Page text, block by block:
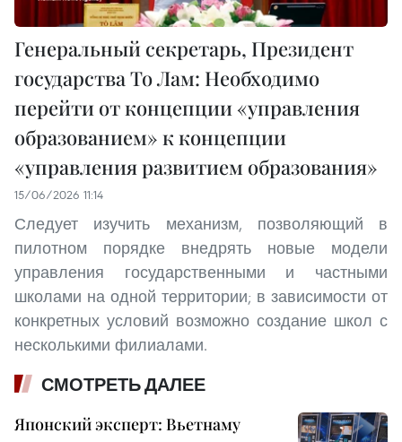
Генеральный секретарь, Президент
государства То Лам: Необходимо
перейти от концепции «управления
образованием» к концепции
«управления развитием образования»
15/06/2026 11:14
Следует изучить механизм, позволяющий в
пилотном порядке внедрять новые модели
управления государственными и частными
школами на одной территории; в зависимости от
конкретных условий возможно создание школ с
несколькими филиалами.
СМОТРЕТЬ ДАЛЕЕ
Японский эксперт: Вьетнаму